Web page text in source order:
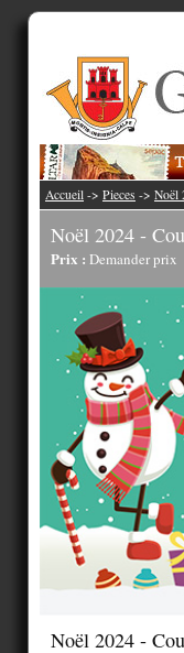
Accueil -> Pieces -> Noël
Noël 2024 -
Prix : Demander prix
Noël 2024 -